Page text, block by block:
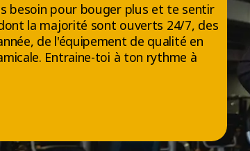
besoin pour bouger plus et te sentir
la majorité sont ouverts 24/7, des
de l'équipement de qualité en
Entraine-toi à ton rythme à